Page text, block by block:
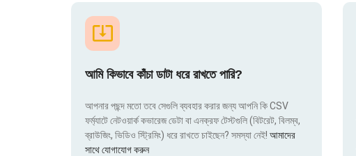
আমি কিভাবে কাঁচা ডাটা ধরে রাখতে পারি?
আপনার পছন্দ মতো তবে সেগুলি ব্যবহার করার জন্য আপনি কি CSV
ফর্ম্যাটে নেটওয়ার্ক কভারেজ ডেটা বা এনক্রফ টেস্টগুলি (বিটরেট, বিলম্ব,
ব্রাউজিং, ভিডিও স্ট্রিমিং) ধরে রাখতে চাইছেন? সমস্যা নেই! আমাদের
সাথে যোগাযোগ করুন